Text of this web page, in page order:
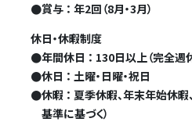
●賞与 ： 年2回（8月・3月）
休日・休暇制度
●年間休日 ： 130日以上（完全週
●休日 ： 土曜・日曜・祝日
●休暇 ： 夏季休暇、年末年始休暇
基準に基づく）